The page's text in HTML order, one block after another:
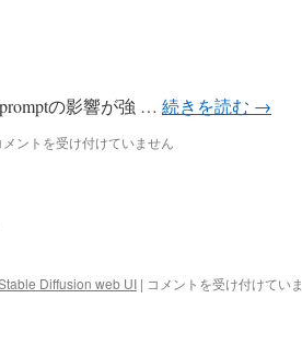
の影響が強 … 続きを読む →
メントを受け付けていません
Diffusion web UI | Counterfeit-
コメントを受け付けていま